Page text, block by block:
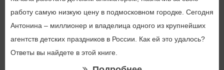
работу самую низкую цену в подмосковном городке. Сегодня
Антонина – миллионер и владелица одного из крупнейших
агентств детских праздников в России. Как ей это удалось?
Ответы вы найдете в этой книге.